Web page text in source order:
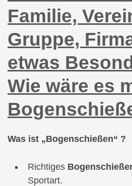
Familie,
Gruppe,
etwas
Wie wäre es
Was ist „Bogenschießen“ ?
Richtiges
Sportart.